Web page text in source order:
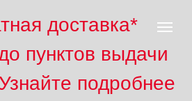
доставка*
пунктов выдачи
подробнее